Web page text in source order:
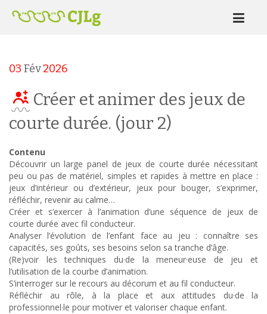
03 Fév2026
Créer et animer des jeux de
courte durée. (jour 2)
Contenu
Découvrir un large panel de jeux de courte durée nécessitant
peu ou pas de matériel, simples et rapides à mettre en place :
jeux d’intérieur ou d’extérieur, jeux pour bouger, s’exprimer,
réfléchir, revenir au calme…
Créer et s’exercer à l’animation d’une séquence de jeux de
courte durée avec fil conducteur.
Analyser l’évolution de l’enfant face au jeu : connaître ses
capacités, ses goûts, ses besoins selon sa tranche d’âge.
(Re)voir les techniques du·de la meneur·euse de jeu et
l’utilisation de la courbe d’animation.
S’interroger sur le recours au décorum et au fil conducteur.
Réfléchir au rôle, à la place et aux attitudes du·de la
professionnel·le pour motiver et valoriser chaque enfant.